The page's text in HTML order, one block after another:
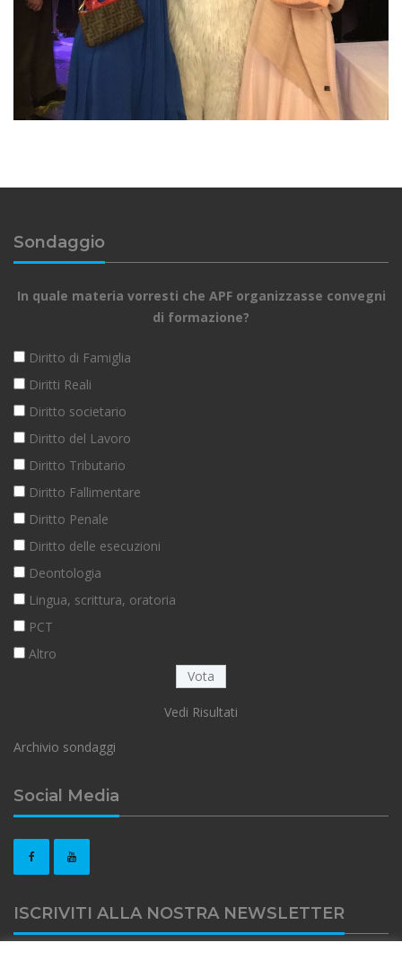
Sondaggio
In quale materia vorresti che APF organizzasse convegni
di formazione?
Diritto di Famiglia
Diritti Reali
Diritto societario
Diritto del Lavoro
Diritto Tributario
Diritto Fallimentare
Diritto Penale
Diritto delle esecuzioni
Deontologia
Lingua, scrittura, oratoria
PCT
Altro
Vedi Risultati
Archivio sondaggi
Social Media
ISCRIVITI ALLA NOSTRA NEWSLETTER